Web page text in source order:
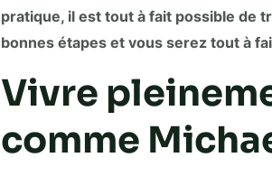
pratique, il est tout à fait possible de
bonnes étapes et vous serez tout à
Vivre
comme